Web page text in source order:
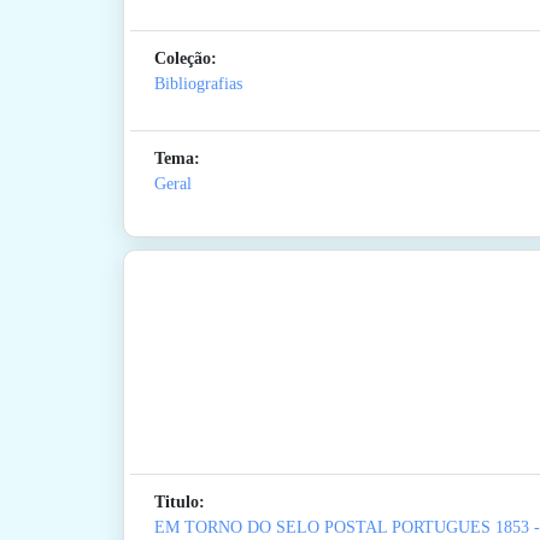
Coleção:
Bibliografias
Tema:
Geral
Titulo:
EM TORNO DO SELO POSTAL PORTUGUES 1853